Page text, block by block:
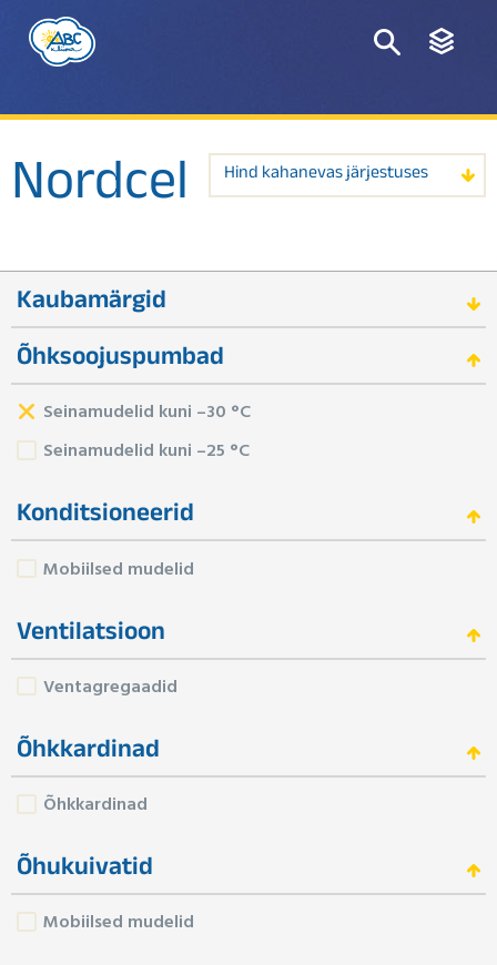
Nordcel Hind kahanevas järjestuses
Kaubamärgid
Õhksoojuspumbad
Seinamudelid kuni –30 °C
Seinamudelid kuni –25 °C
Konditsioneerid
Mobiilsed mudelid
Ventilatsioon
Ventagregaadid
Õhkkardinad
Õhkkardinad
Õhukuivatid
Mobiilsed mudelid